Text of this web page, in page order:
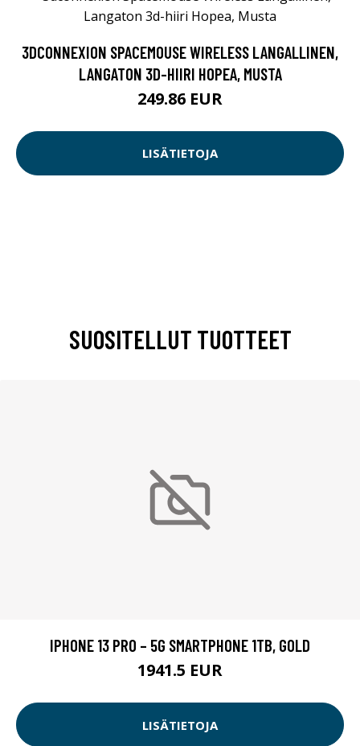
3DCONNEXION SPACEMOUSE WIRELESS LANGALLINEN,
LANGATON 3D-HIIRI HOPEA, MUSTA
249.86 EUR
LISÄTIETOJA
SUOSITELLUT TUOTTEET
IPHONE 13 PRO – 5G SMARTPHONE 1TB, GOLD
1941.5 EUR
LISÄTIETOJA